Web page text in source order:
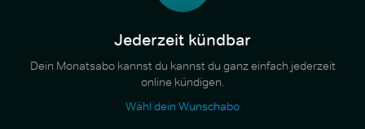
Jederzeit kündbar
Dein Monatsabo kannst du kannst du ganz einfach jederzeit
online kündigen.
Wähl dein Wunschabo